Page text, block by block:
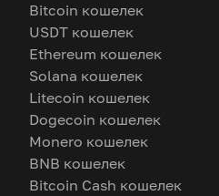
Bitcoin кошелек
USDT кошелек
Ethereum кошелек
Solana кошелек
Litecoin кошелек
Dogecoin кошелек
Monero кошелек
BNB кошелек
Bitcoin Cash кошелек